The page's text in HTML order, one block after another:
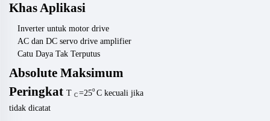
Khas Aplikasi
Inverter untuk motor drive
AC dan DC servo drive amplifier
Catu Daya Tak Terputus
Absolute Maksimum
Peringkat T C =25o C kecuali jika
tidak dicatat